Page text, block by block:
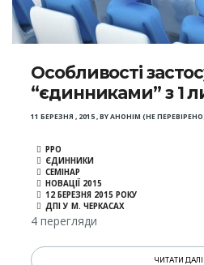
Особливості
“єдинниками” з 1
11 БЕРЕЗНЯ , 2015,BYАНОНІМ (НЕ
РРО
ЄДИННИКИ
СЕМІНАР
НОВАЦІЇ 2015
12 БЕРЕЗНЯ 2015 РОКУ
ДПІ У М. ЧЕРКАСАХ
4 перегляди
ЧИТАТИ